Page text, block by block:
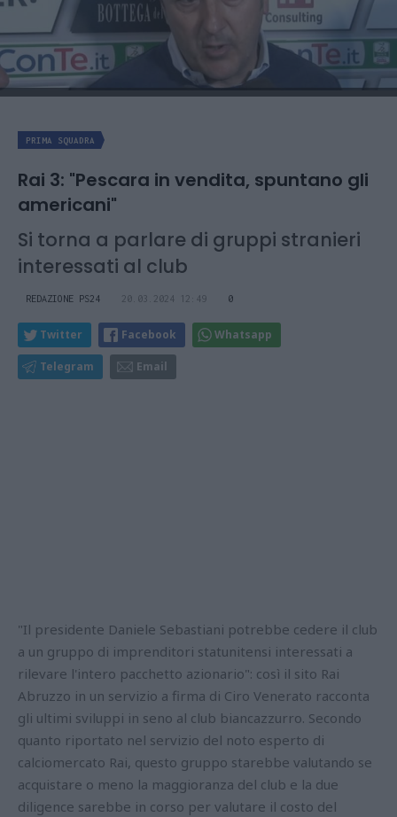
PRIMA SQUADRA
Rai 3: "Pescara in vendita, spuntano gli
americani"
Si torna a parlare di gruppi stranieri
interessati al club
REDAZIONE PS24 20.03.2024 12:49 0
Twitter Facebook Whatsapp
Telegram Email
"Il presidente Daniele Sebastiani potrebbe cedere il club
a un gruppo di imprenditori statunitensi interessati a
rilevare l'intero pacchetto azionario": così il sito Rai
Abruzzo in un servizio a firma di Ciro Venerato racconta
gli ultimi sviluppi in seno al club biancazzurro. Secondo
quanto riportato nel servizio del noto esperto di
calciomercato Rai, questo gruppo starebbe valutando se
acquistare o meno la maggioranza del club e la due
diligence sarebbe in corso per valutare il costo del